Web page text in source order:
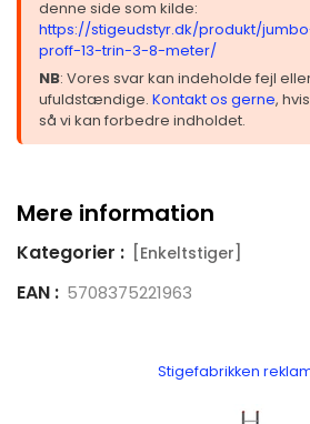
denne side som kilde:
https://stigeudstyr.dk/produkt/
proff-13-trin-3-8-meter/
NB: Vores svar kan indeholde fejl
ufuldstændige. Kontakt os gerne,
så vi kan forbedre indholdet.
Mere information
Kategorier : [Enkeltstiger]
EAN : 5708375221963
Stigefabrikken